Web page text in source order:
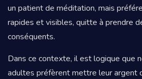
un patient de méditation, mais
rapides et visibles, quitte à prendre
conséquents.
Dans ce contexte, il est logique que
adultes préfèrent mettre leur argent